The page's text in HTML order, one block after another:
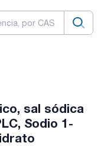
sal sódica
Sodio 1-